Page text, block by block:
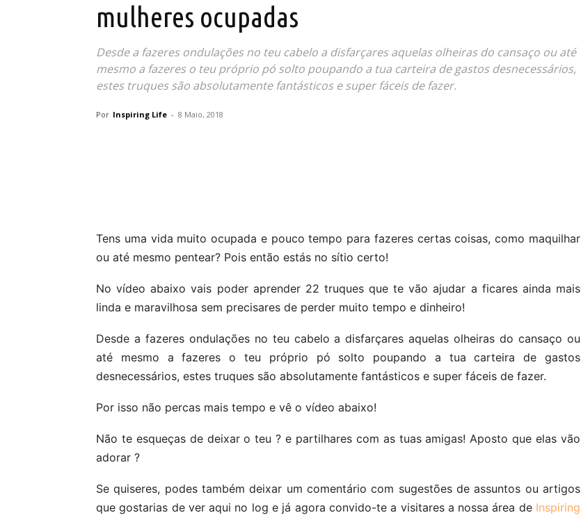
mulheres ocupadas
Desde a fazeres ondulações no teu cabelo a disfarçares aquelas olheiras do cansaço ou até
mesmo a fazeres o teu próprio pó solto poupando a tua carteira de gastos desnecessários,
estes truques são absolutamente fantásticos e super fáceis de fazer.
Por Inspiring Life - 8 Maio, 2018
Tens uma vida muito ocupada e pouco tempo para fazeres certas coisas, como maquilhar
ou até mesmo pentear? Pois então estás no sítio certo!
No vídeo abaixo vais poder aprender 22 truques que te vão ajudar a ficares ainda mais
linda e maravilhosa sem precisares de perder muito tempo e dinheiro!
Desde a fazeres ondulações no teu cabelo a disfarçares aquelas olheiras do cansaço ou
até mesmo a fazeres o teu próprio pó solto poupando a tua carteira de gastos
desnecessários, estes truques são absolutamente fantásticos e super fáceis de fazer.
Por isso não percas mais tempo e vê o vídeo abaixo!
Não te esqueças de deixar o teu ? e partilhares com as tuas amigas! Aposto que elas vão
adorar ?
Se quiseres, podes também deixar um comentário com sugestões de assuntos ou artigos
que gostarias de ver aqui no log e já agora convido-te a visitares a nossa área de Inspiring